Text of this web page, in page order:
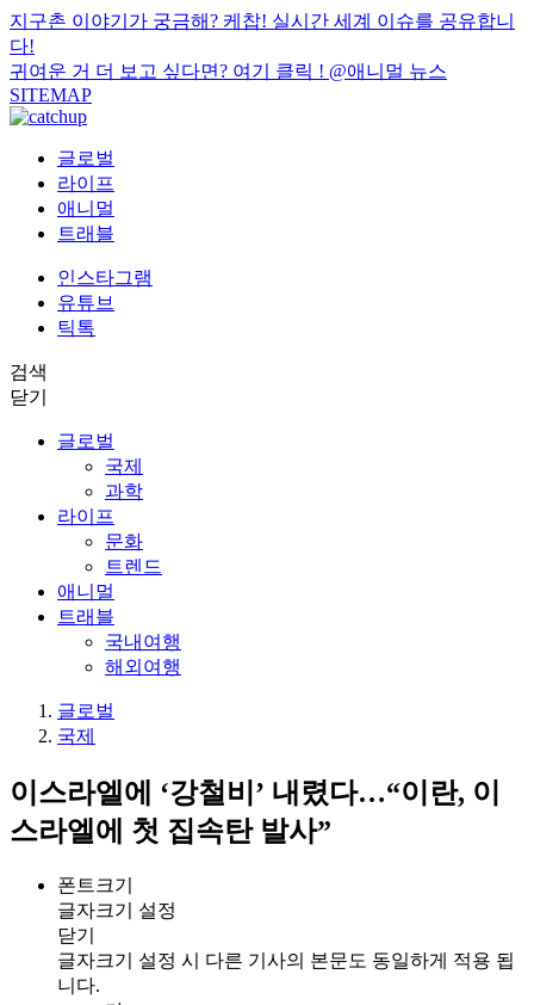
지구촌 이야기가 궁금해? 케찹! 실시간 세계 이슈를 공유합니
다!
귀여운 거 더 보고 싶다면? 여기 클릭 ! @애니멀 뉴스
SITEMAP
글로벌
라이프
애니멀
트래블
인스타그램
유튜브
틱톡
검색
닫기
글로벌
국제
과학
라이프
문화
트렌드
애니멀
트래블
국내여행
해외여행
글로벌
국제
이스라엘에 ‘강철비’ 내렸다…“이란, 이
스라엘에 첫 집속탄 발사”
폰트크기
글자크기 설정
닫기
글자크기 설정 시 다른 기사의 본문도 동일하게 적용 됩
니다.